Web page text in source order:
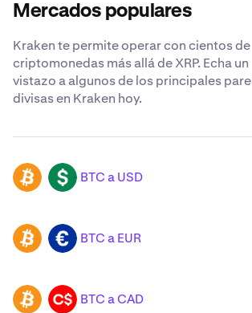
Mercados populares
Kraken te permite operar con cientos de
criptomonedas más allá de XRP. Echa un
vistazo a algunos de los principales
divisas en Kraken hoy.
BTC USD BTC a USD
BTC EUR BTC a EUR
BTC CAD BTC a CAD